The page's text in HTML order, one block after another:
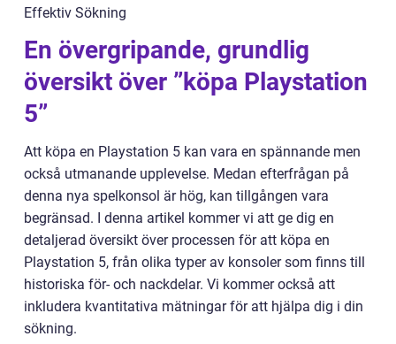
Effektiv Sökning
En övergripande, grundlig
översikt över ”köpa Playstation
5”
Att köpa en Playstation 5 kan vara en spännande men
också utmanande upplevelse. Medan efterfrågan på
denna nya spelkonsol är hög, kan tillgången vara
begränsad. I denna artikel kommer vi att ge dig en
detaljerad översikt över processen för att köpa en
Playstation 5, från olika typer av konsoler som finns till
historiska för- och nackdelar. Vi kommer också att
inkludera kvantitativa mätningar för att hjälpa dig i din
sökning.